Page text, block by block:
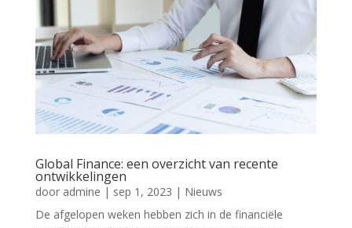
Global Finance: een overzicht van recente
ontwikkelingen
door admine | sep 1, 2023 | Nieuws
De afgelopen weken hebben zich in de financiële